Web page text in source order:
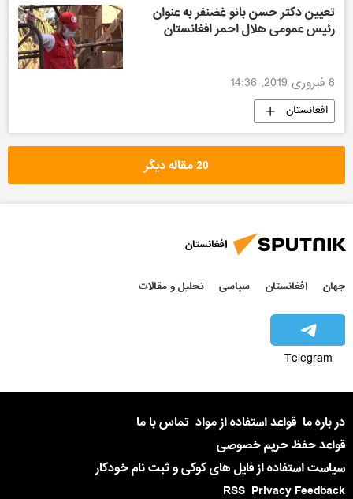
تعیین دکتر حسن بانو غضنفر به عنوان
رئیس عمومی هلال احمر افغانستان
8 فبروری 2019, 14:36
افغانستان
20 مقاله دیگر
افغانستان
جهان افغانستان سیاسی تحلیل و مقالات
Telegram
در باره ما قواعد استفاده از مواد تماس با ما
قواعد حفظ حریم خصوصی
سیاست استفاده از فایل های کوکی و ثبت نام خودکار
Privacy Feedback
RSS